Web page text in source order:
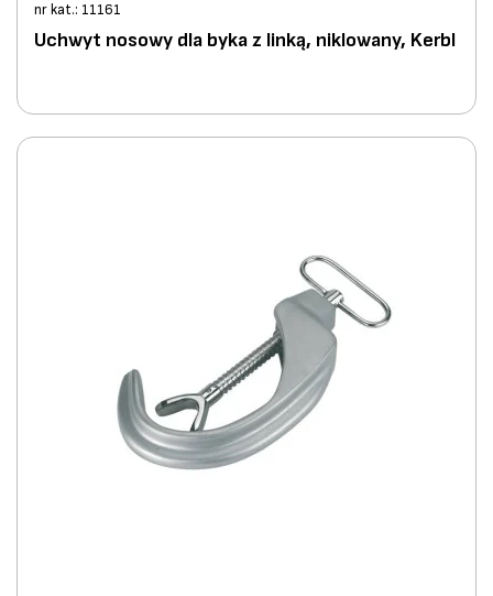
nr kat.: 11161
Uchwyt nosowy dla byka z linką, niklowany, Kerbl